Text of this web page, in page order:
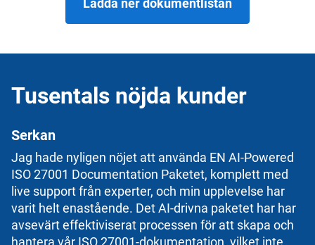
Ladda ner dokumentlistan
Tusentals nöjda kunder
Serkan
Jag hade nyligen nöjet att använda EN AI-Powered
ISO 27001 Documentation Paketet, komplett med
live support från experter, och min upplevelse har
varit helt enastående. Det AI-drivna paketet har har
avsevärt effektiviserat processen för att skapa och